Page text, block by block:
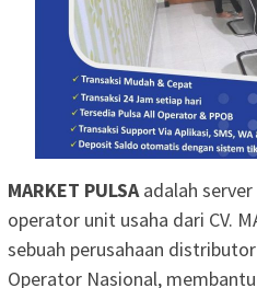
MARKET PULSAadalah
operator unit usaha dari CV.
sebuah perusahaan
Operator Nasional,